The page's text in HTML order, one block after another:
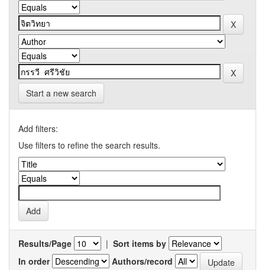
Start a new search
Add filters:
Use filters to refine the search results.
Results/Page | Sort items by
In order
Authors/record